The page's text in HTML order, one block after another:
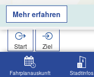
Fahrplanauskunft Stadtinfos
Kapellenstr.
Start
Ziel
Suche Kapellenstr.
Mehr erfahren